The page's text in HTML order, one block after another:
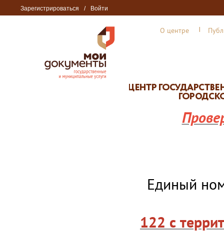
Зарегистрироваться / Войти
О центре
Единый
122 с